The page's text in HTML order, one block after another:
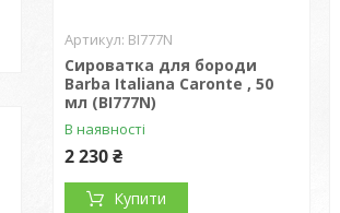
BI777N
Сироватка для бороди
Barba Italiana Caronte , 50
мл (BI777N)
В наявності
2 230 ₴
Купити